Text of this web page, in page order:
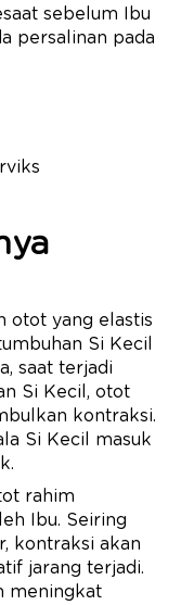
sebelum Ibu
persalinan pada
otot yang elastis
Si Kecil
saat terjadi
Si Kecil, otot
kontraksi.
Si Kecil masuk
rahim
Ibu. Seiring
kontraksi akan
jarang terjadi.
meningkat